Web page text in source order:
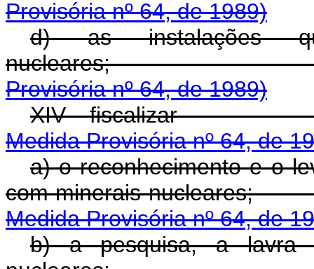
Provisória nº 64, de 1989)
d) as instalações
Provisória nº 64, de 1989)
XIV -
Medida Provisória nº 64, de
a) o reconhecimento e o
com minerais
Medida Provisória nº 64, de
b) a pesquisa, a lavra